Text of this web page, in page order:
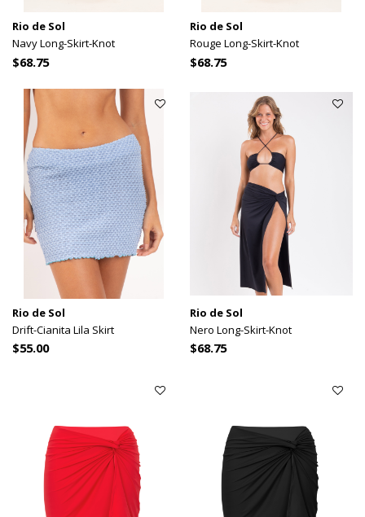
Rio de Sol
Navy Long-Skirt-Knot
$68.75
Rio de Sol
Rouge Long-Skirt-Knot
$68.75
Rio de Sol
Drift-Cianita Lila Skirt
$55.00
Rio de Sol
Nero Long-Skirt-Knot
$68.75